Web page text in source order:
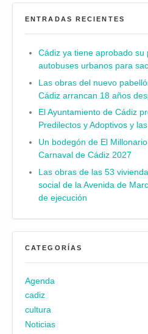
ENTRADAS RECIENTES
Cádiz ya tiene aprobado su
autobuses urbanos para
Las obras del nuevo
Cádiz arrancan 18 años
El Ayuntamiento de Cádiz
Predilectos y Adoptivos y
Un bodegón de El
Carnaval de Cádiz 2027
Las obras de las 53
social de la Avenida de
de ejecución
CATEGORÍAS
Agenda
cadiz
cultura
Noticias